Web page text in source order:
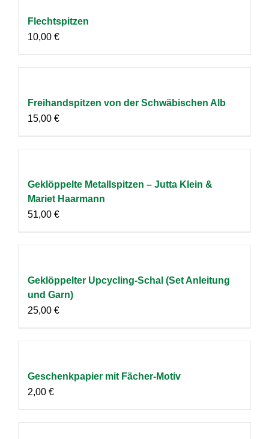
Flechtspitzen
10,00 €
Freihandspitzen von der Schwäbischen Alb
15,00 €
Geklöppelte Metallspitzen – Jutta Klein &
Mariet Haarmann
51,00 €
Geklöppelter Upcycling-Schal (Set Anleitung
und Garn)
25,00 €
Geschenkpapier mit Fächer-Motiv
2,00 €